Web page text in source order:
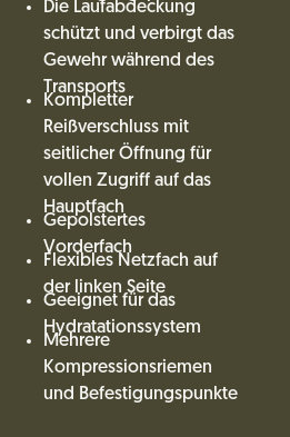
Die Laufabdeckung
schützt und verbirgt das
Gewehr während des
Transports
Kompletter
Reißverschluss mit
seitlicher Öffnung für
vollen Zugriff auf das
Hauptfach
Gepolstertes
Vorderfach
Flexibles Netzfach auf
der linken Seite
Geeignet für das
Hydratationssystem
Mehrere
Kompressionsriemen
und Befestigungspunkte